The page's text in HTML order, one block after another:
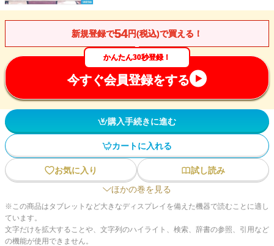
新規登録で54円(税込)で買える！
かんたん30秒登録！
今すぐ会員登録をする
購入手続きに進む
カートに入れる
お気に入り
試し読み
ほかの巻を見る
※この商品はタブレットなど大きなディスプレイを備えた機器で読むことに適し
ています。
文字だけを拡大することや、文字列のハイライト、検索、辞書の参照、引用など
の機能が使用できません。